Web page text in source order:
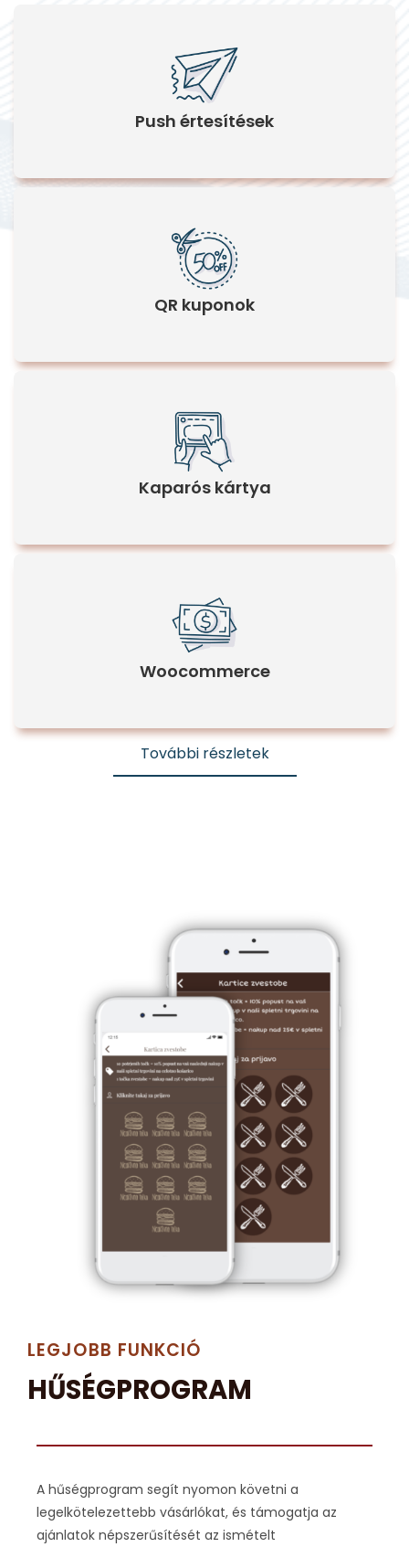
Push értesítések
QR kuponok
Kaparós kártya
Woocommerce
További részletek
LEGJOBB FUNKCIÓ
HŰSÉGPROGRAM
A hűségprogram segít nyomon követni a
legelkötelezettebb vásárlókat, és támogatja az
ajánlatok népszerűsítését az ismételt